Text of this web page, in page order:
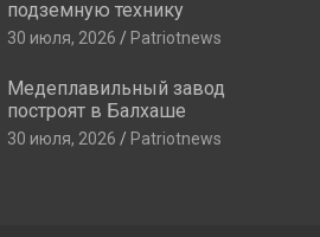
подземную технику
30 июля, 2026 Patriotnews
Медеплавильный завод
построят в Балхаше
30 июля, 2026 Patriotnews